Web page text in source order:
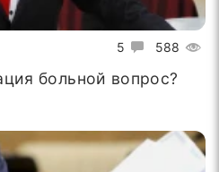
5 588
больной вопрос?